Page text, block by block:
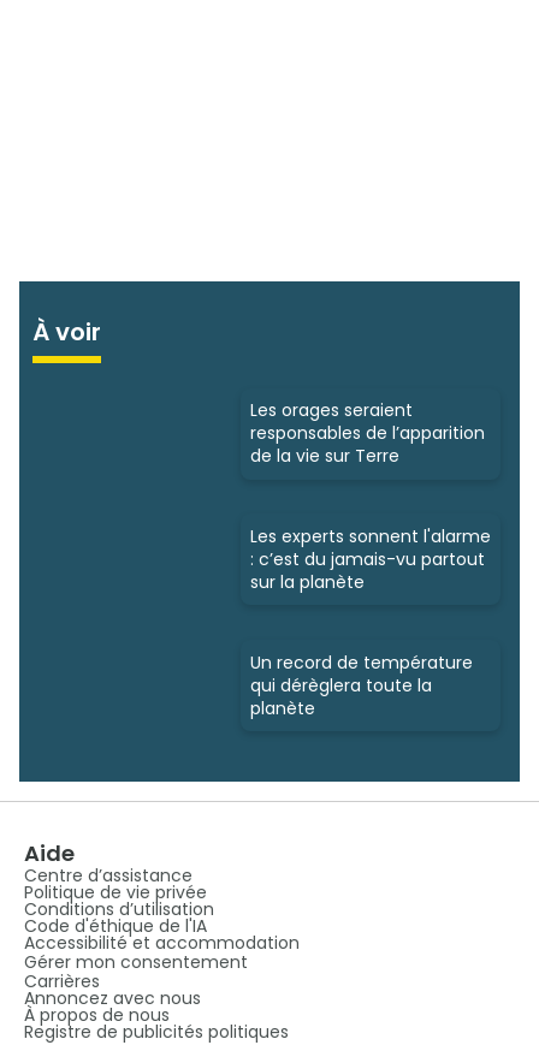
À voir
Les orages seraient
responsables de l’apparition
de la vie sur Terre
Les experts sonnent l'alarme
: c’est du jamais-vu partout
sur la planète
Un record de température
qui dérèglera toute la
planète
Aide
Centre d’assistance
Politique de vie privée
Conditions d’utilisation
Code d'éthique de l'IA
Accessibilité et accommodation
Gérer mon consentement
Carrières
Annoncez avec nous
À propos de nous
Registre de publicités politiques